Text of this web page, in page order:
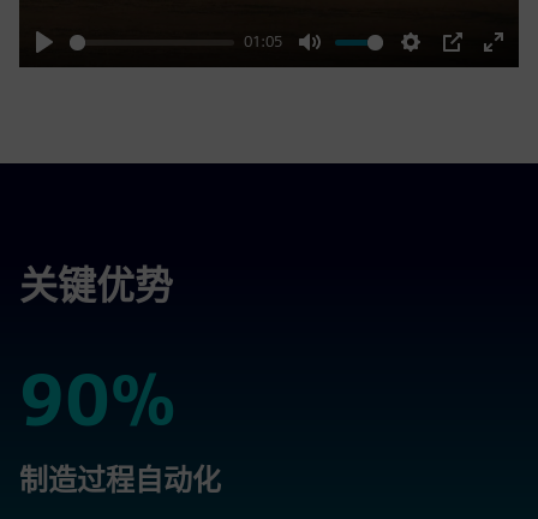
Play
01:05
Mute Settings
PIP
Enter
关键优势
90%
90%
制造过程自动化